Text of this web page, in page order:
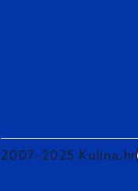
2007–2025 Kulina.hr